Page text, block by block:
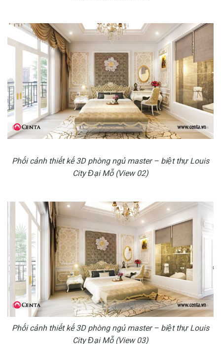
Phối cảnh thiết kế 3D phòng ngủ master – biệt thự Louis
City Đại Mỗ (View 02)
Phối cảnh thiết kế 3D phòng ngủ master – biệt thự Louis
City Đại Mỗ (View 03)